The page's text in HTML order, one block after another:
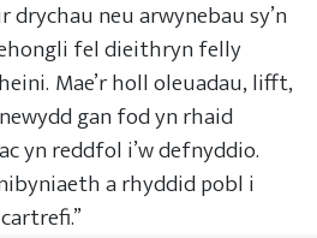
neu arwynebau sy’n
fel dieithryn felly
Mae’r holl oleuadau, lifft,
gan fod yn rhaid
yn reddfol i’w defnyddio.
a rhyddid pobl i